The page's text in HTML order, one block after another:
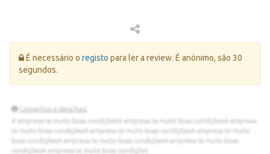
Erro:
É necessário o registo para ler a review. É anónimo, são 30
segundos.